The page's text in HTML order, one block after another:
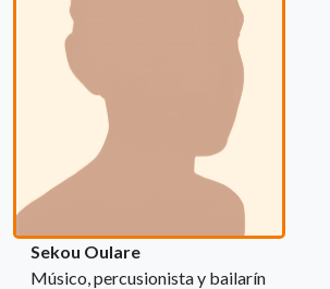
Sekou Oulare
Músico, percusionista y bailarín